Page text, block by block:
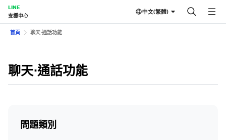
LINE
支援中心
中文(繁體)
首頁 聊天⋅通話功能
聊天⋅通話功能
問題類別